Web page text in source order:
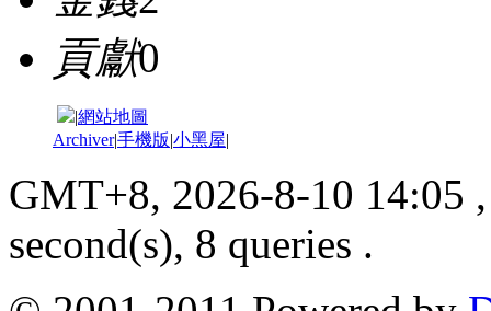
貢獻0
|網站地圖
Archiver|手機版|小黑屋|
GMT+8, 2026-8-10 14:05
second(s), 8 queries .